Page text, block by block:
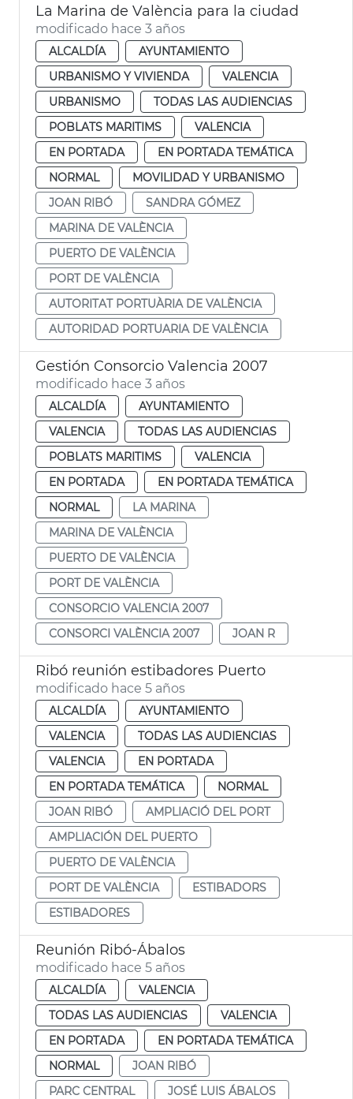
La Marina de València para la ciudad
modificado hace 3 años
ALCALDÍA
AYUNTAMIENTO
URBANISMO Y VIVIENDA
VALENCIA
URBANISMO
TODAS LAS AUDIENCIAS
POBLATS MARITIMS
VALENCIA
EN PORTADA
EN PORTADA TEMÁTICA
NORMAL
MOVILIDAD Y URBANISMO
JOAN RIBÓ
SANDRA GÓMEZ
MARINA DE VALÈNCIA
PUERTO DE VALÈNCIA
PORT DE VALÈNCIA
AUTORITAT PORTUÀRIA DE VALÈNCIA
AUTORIDAD PORTUARIA DE VALÈNCIA
Gestión Consorcio Valencia 2007
modificado hace 3 años
ALCALDÍA
AYUNTAMIENTO
VALENCIA
TODAS LAS AUDIENCIAS
POBLATS MARITIMS
VALENCIA
EN PORTADA
EN PORTADA TEMÁTICA
NORMAL
LA MARINA
MARINA DE VALÈNCIA
PUERTO DE VALÈNCIA
PORT DE VALÈNCIA
CONSORCIO VALENCIA 2007
CONSORCI VALÈNCIA 2007
JOAN R
Ribó reunión estibadores Puerto
modificado hace 5 años
ALCALDÍA
AYUNTAMIENTO
VALENCIA
TODAS LAS AUDIENCIAS
VALENCIA
EN PORTADA
EN PORTADA TEMÁTICA
NORMAL
JOAN RIBÓ
AMPLIACIÓ DEL PORT
AMPLIACIÓN DEL PUERTO
PUERTO DE VALÈNCIA
PORT DE VALÈNCIA
ESTIBADORS
ESTIBADORES
Reunión Ribó-Ábalos
modificado hace 5 años
ALCALDÍA
VALENCIA
TODAS LAS AUDIENCIAS
VALENCIA
EN PORTADA
EN PORTADA TEMÁTICA
NORMAL
JOAN RIBÓ
PARC CENTRAL
JOSÉ LUIS ÁBALOS